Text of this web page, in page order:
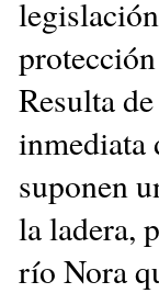
Resulta
inmediata
suponen
la ladera,
río Nora